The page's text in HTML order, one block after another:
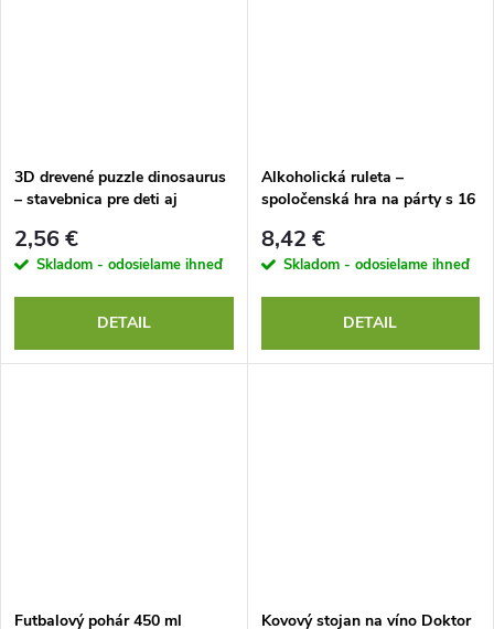
3D drevené puzzle dinosaurus
– stavebnica pre deti aj
2,56 €
Skladom - odosielame ihneď
DETAIL
Alkoholická ruleta –
spoločenská hra na párty s 16
8,42 €
Skladom - odosielame ihneď
DETAIL
Futbalový pohár 450 ml
Kovový stojan na víno Doktor